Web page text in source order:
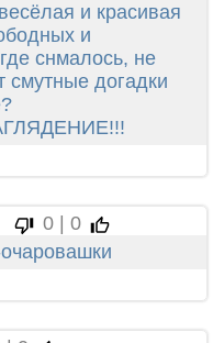
и красивая
и
снмалось, не
смутные догадки
0 | 0